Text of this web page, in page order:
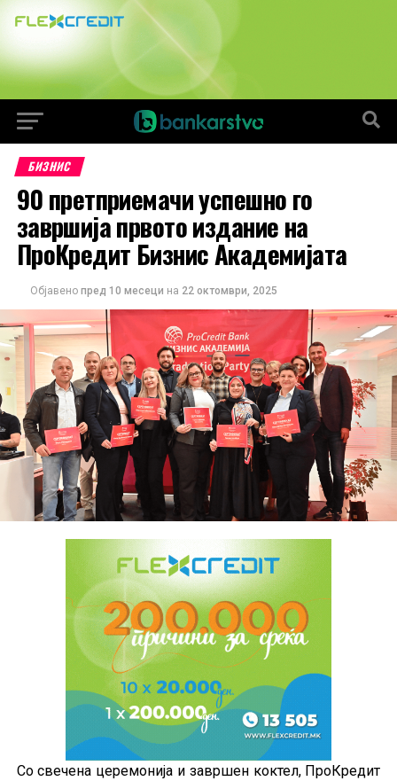
БИЗНИС
90 претприемачи успешно го
завршија првото издание на
ПроКредит Бизнис Академијата
Објавено пред 10 месеци на 22 октомври, 2025
Со свечена церемонија и завршен коктел, ПроКредит